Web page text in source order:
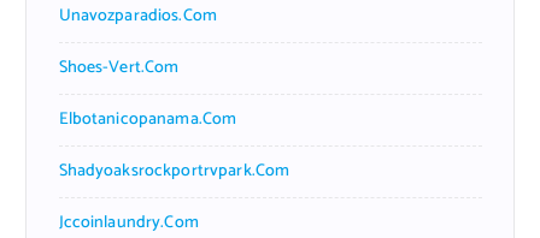
Unavozparadios.com
Shoes-Vert.com
Elbotanicopanama.com
Shadyoaksrockportrvpark.com
Jccoinlaundry.com